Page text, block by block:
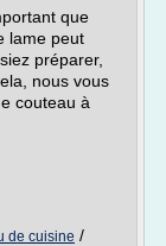
que
lame peut
préparer,
nous vous
couteau à
de cuisine /